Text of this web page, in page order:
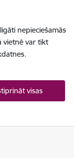
nepieciešamās
vietnē var tikt
visas